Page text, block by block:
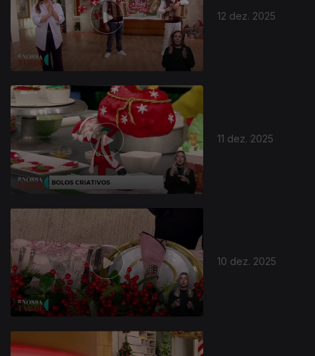
12 dez. 2025
11 dez. 2025
10 dez. 2025
894860